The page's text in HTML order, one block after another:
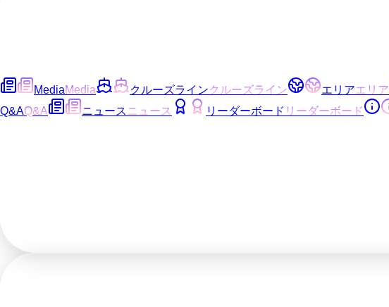
MediaMedia クルーズラインクルーズライン エリアエリア
Q&AQ&A ニュース ニュース リーダーボード リーダーボード